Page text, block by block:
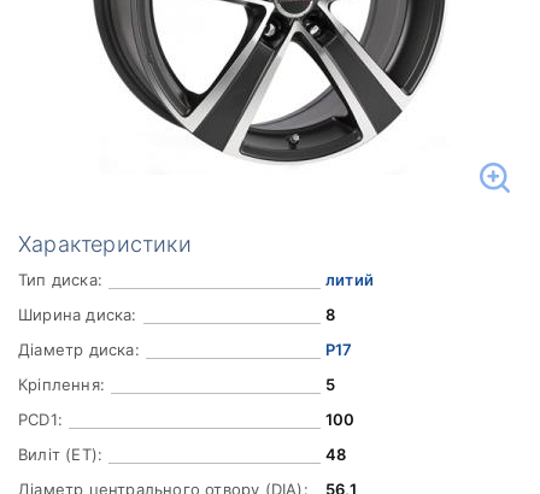
Характеристики
Тип диска:
литий
Ширина диска:
8
Діаметр диска:
Р17
Кріплення:
5
PCD1:
100
Виліт (ET):
48
Діаметр центрального отвору (DIA):
56,1